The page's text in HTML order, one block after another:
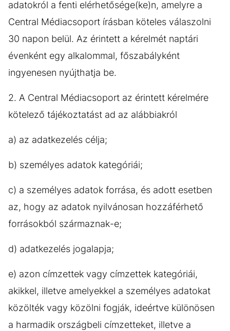
adatokról a fenti elérhetősége(ke)n, amelyre a
Central Médiacsoport írásban köteles válaszolni
30 napon belül. Az érintett a kérelmét naptári
évenként egy alkalommal, főszabályként
ingyenesen nyújthatja be.
2. A Central Médiacsoport az érintett kérelmére
kötelező tájékoztatást ad az alábbiakról
a) az adatkezelés célja;
b) személyes adatok kategóriái;
c) a személyes adatok forrása, és adott esetben
az, hogy az adatok nyilvánosan hozzáférhető
forrásokból származnak-e;
d) adatkezelés jogalapja;
e) azon címzettek vagy címzettek kategóriái,
akikkel, illetve amelyekkel a személyes adatokat
közölték vagy közölni fogják, ideértve különösen
a harmadik országbeli címzetteket, illetve a